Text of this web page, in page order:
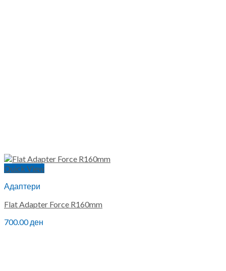
Quick View
Адаптери
Flat Adapter Force R160mm
700.00ден